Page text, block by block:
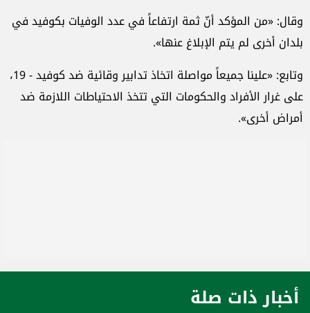
وقال: «من المؤكد أنّ ثمة ارتفاعاً في عدد الوفيات بكوفيد في
بلدان أخرى لم يتم الإبلاغ عنها».
وتابع: «علينا جميعاً مواصلة اتخاذ تدابير وقائية ضد كوفيد - 19،
على غرار الأفراد والحكومات التي تتخذ الاحتياطات اللازمة ضد
أمراض أخرى».
أخبار ذات صلة